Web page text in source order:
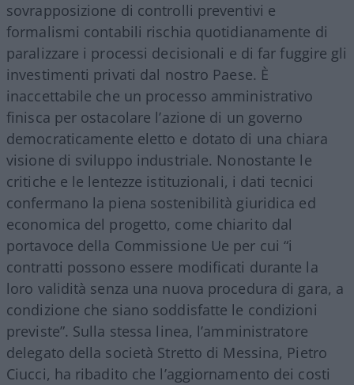
sovrapposizione di controlli preventivi e
formalismi contabili rischia quotidianamente di
paralizzare i processi decisionali e di far fuggire gli
investimenti privati dal nostro Paese. È
inaccettabile che un processo amministrativo
finisca per ostacolare l’azione di un governo
democraticamente eletto e dotato di una chiara
visione di sviluppo industriale. Nonostante le
critiche e le lentezze istituzionali, i dati tecnici
confermano la piena sostenibilità giuridica ed
economica del progetto, come chiarito dal
portavoce della Commissione Ue per cui “i
contratti possono essere modificati durante la
loro validità senza una nuova procedura di gara, a
condizione che siano soddisfatte le condizioni
previste”. Sulla stessa linea, l’amministratore
delegato della società Stretto di Messina, Pietro
Ciucci, ha ribadito che l’aggiornamento dei costi